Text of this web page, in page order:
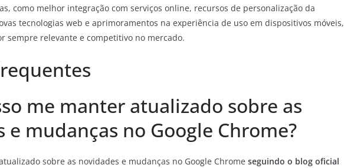
como melhor integração com serviços online, recursos de personalização da
tecnologias web e aprimoramentos na experiência de uso em dispositivos móveis,
sempre relevante e competitivo no mercado.
me manter atualizado sobre as
e mudanças no Google Chrome?
sobre as novidades e mudanças no Google Chrome seguindo o blog oficial